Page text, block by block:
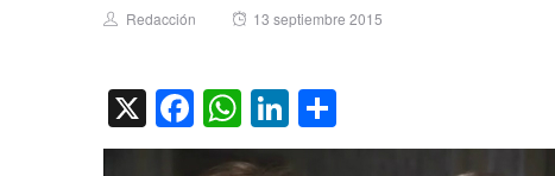
Author
Redacción
Posted
13 septiembre 2015
X Facebook
WhatsApp
LinkedIn